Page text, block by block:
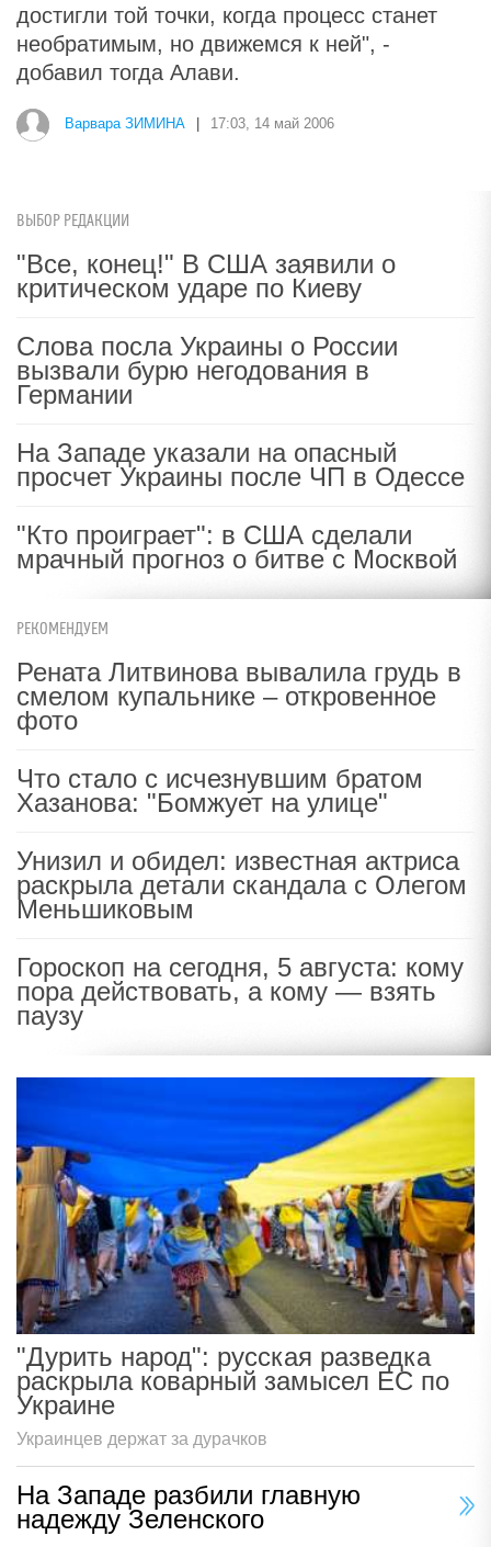
достигли той точки, когда процесс станет
необратимым, но движемся к ней", -
добавил тогда Алави.
Варвара ЗИМИНА 17:03, 14 май 2006
ВЫБОР РЕДАКЦИИ
"Все, конец!" В США заявили о
критическом ударе по Киеву
Слова посла Украины о России
вызвали бурю негодования в
Германии
На Западе указали на опасный
просчет Украины после ЧП в Одессе
"Кто проиграет": в США сделали
мрачный прогноз о битве с Москвой
РЕКОМЕНДУЕМ
Рената Литвинова вывалила грудь в
смелом купальнике – откровенное
фото
Что стало с исчезнувшим братом
Хазанова: "Бомжует на улице"
Унизил и обидел: известная актриса
раскрыла детали скандала с Олегом
Меньшиковым
Гороскоп на сегодня, 5 августа: кому
пора действовать, а кому — взять
паузу
"Дурить народ": русская разведка
раскрыла коварный замысел ЕС по
Украине
Украинцев держат за дурачков
На Западе разбили главную
надежду Зеленского